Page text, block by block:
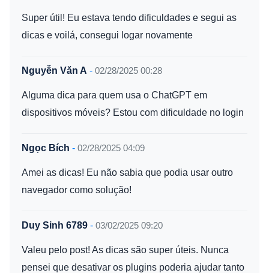
Super útil! Eu estava tendo dificuldades e segui as
dicas e voilá, consegui logar novamente
Nguyễn Văn A - 02/28/2025 00:28
Alguma dica para quem usa o ChatGPT em
dispositivos móveis? Estou com dificuldade no login
Ngọc Bích - 02/28/2025 04:09
Amei as dicas! Eu não sabia que podia usar outro
navegador como solução!
Duy Sinh 6789 - 03/02/2025 09:20
Valeu pelo post! As dicas são super úteis. Nunca
pensei que desativar os plugins poderia ajudar tanto